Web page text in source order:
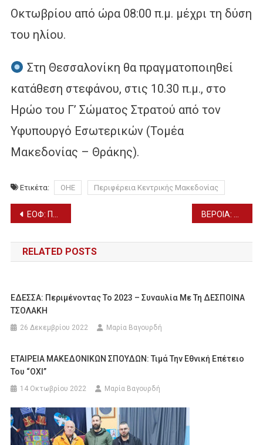
Οκτωβρίου από ώρα 08:00 π.μ. μέχρι τη δύση
του ηλίου.
Στη Θεσσαλονίκη θα πραγματοποιηθεί
κατάθεση στεφάνου, στις 10.30 π.μ., στο
Ηρώο του Γ’ Σώματος Στρατού από τον
Υφυπουργό Εσωτερικών (Τομέα
Μακεδονίας – Θράκης).
Ετικέτα: ΟΗΕ Περιφέρεια Κεντρικής Μακεδονίας
Πλοήγηση
άρθρων
ΕΟΦ: ΠΡΟΕΙΔΟΠΟΙΗΣΗ ΓΙΑ ΠΑΡΑΝΟΜΗ ΔΙΑΚΙΝΗΣΗ ΣΚΕΥΑΣΜΑΤΟΣ ΓΙΑ ΤΗΝ ΑΠΩΛΕΙΑ ΒΑΡΟΥΣ
RELATED POSTS
ΕΔΕΣΣΑ: Περιμένοντας Το 2023 – Συναυλία Με Τη ΔΕΣΠΟΙΝΑ
ΤΣΟΛΑΚΗ
26 Δεκεμβρίου 2022 Μαρία Βαγουρδή
ΕΤΑΙΡΕΙΑ ΜΑΚΕΔΟΝΙΚΩΝ ΣΠΟΥΔΩΝ: Τιμά Την Εθνική Επέτειο
Του “ΟΧΙ”
14 Οκτωβρίου 2022 Μαρία Βαγουρδή